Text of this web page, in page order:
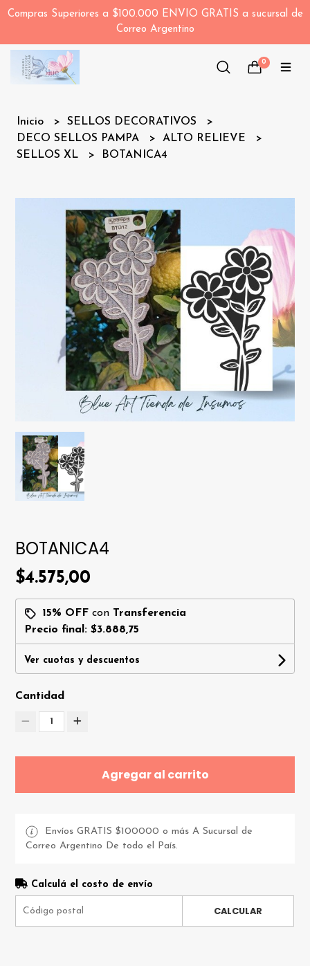
Compras Superiores a $100.000 ENVIO GRATIS a sucursal de
Correo Argentino
0
Inicio
SELLOS DECORATIVOS
DECO SELLOS PAMPA
ALTO RELIEVE
SELLOS XL
BOTANICA4
BOTANICA4
$4.575,00
15% OFF con Transferencia
Precio final:$3.888,75
Ver cuotas y descuentos
Cantidad
1
Agregar al carrito
Envíos GRATIS $100000 o más A Sucursal de
Correo Argentino De todo el País.
Calculá el costo de envío
CALCULAR